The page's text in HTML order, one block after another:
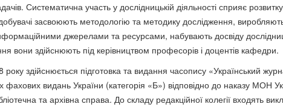
Систематична участь у дослідницькій діяльності сприяє
засвоюють методологію та методику дослідження,
джерелами та ресурсами, набувають досвіду
вони здійснюють під керівництвом професорів і доцентів кафедри.
здійснюється підготовка та видання часопису «Український
фахових видань України (категорія «Б») відповідно до наказу МОН
та архівна справа. До складу редакційної колегії входять